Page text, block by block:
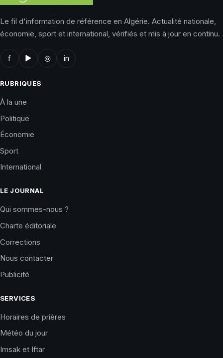
Le fil d'information de référence en Algérie. Actualité nationale,
économie, sport et international, vérifiés et mis à jour en continu.
f ▶ ◎ in
RUBRIQUES
À la une
Politique
Économie
Sport
International
LE JOURNAL
Qui sommes-nous ?
Charte éditoriale
Corrections
Nous contacter
Publicité
SERVICES
Horaires de prières
Météo du jour
Imsak et Iftar